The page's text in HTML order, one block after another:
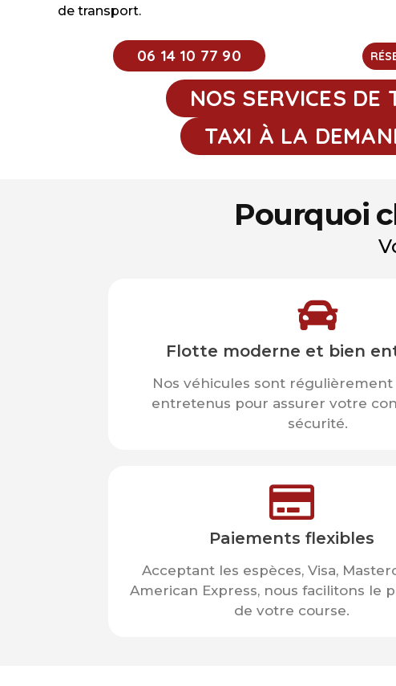
de transport.
06 14 10 77 90
NOS SERVICES DE
TAXI À LA
Pourquoi
Flotte moderne et bien
Nos véhicules sont
entretenus pour assurer votre
sécurité.
Paiements flexibles
Acceptant les espèces, Visa,
American Express, nous facilitons le
de votre course.